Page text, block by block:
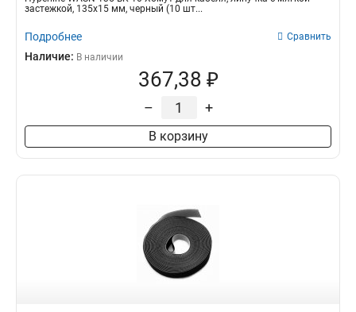
застежкой, 135x15 мм, черный (10 шт...
Подробнее Сравнить
Наличие: В наличии
367,38 ₽
– +
В корзину